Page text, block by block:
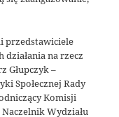
przedstawiciele
na rzecz
Głupczyk –
Społecznej Rady
Komisji
Wydziału